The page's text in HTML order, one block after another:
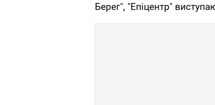
Берег", "Епіцентр"